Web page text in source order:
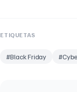
ETIQUETAS
#Black Friday #